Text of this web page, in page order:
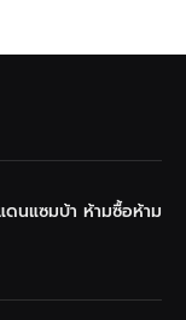
ดนแซมบ้า ห้ามซื้อห้าม